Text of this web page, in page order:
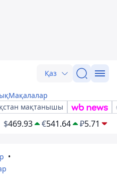
Қаз
Мақалалар
мақтанышы
$469.93 €541.64 ₽5.71